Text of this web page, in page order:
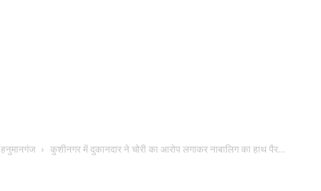
हनुमानगंज कुशीनगर में दुकानदार ने चोरी का आरोप लगाकर नाबालिग का हाथ पैर...